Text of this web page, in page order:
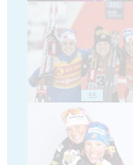
55